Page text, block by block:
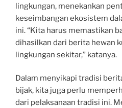
lingkungan, menekankan
keseimbangan ekosistem
ini. “Kita harus memastikan
dihasilkan dari berita hewan
lingkungan sekitar,” katanya.
Dalam menyikapi tradisi
bijak, kita juga perlu
dari pelaksanaan tradisi ini.